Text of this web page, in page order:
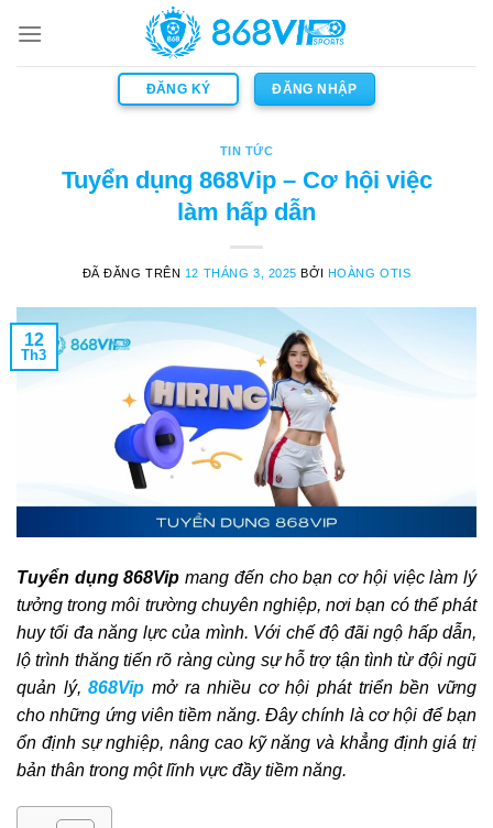
đến
nội
ĐĂNG KÝ ĐĂNG NHẬP
TIN TỨC
Tuyển dụng 868Vip – Cơ hội việc
làm hấp dẫn
ĐÃ ĐĂNG TRÊN 12 THÁNG 3, 2025 BỞI HOÀNG OTIS
12
Th3
Tuyển dụng 868Vipmang đến cho bạn cơ hội việc làm lý
tưởng trong môi trường chuyên nghiệp, nơi bạn có thể phát
huy tối đa năng lực của mình. Với chế độ đãi ngộ hấp dẫn,
lộ trình thăng tiến rõ ràng cùng sự hỗ trợ tận tình từ đội ngũ
quản lý, 868Vip mở ra nhiều cơ hội phát triển bền vững
cho những ứng viên tiềm năng. Đây chính là cơ hội để bạn
ổn định sự nghiệp, nâng cao kỹ năng và khẳng định giá trị
bản thân trong một lĩnh vực đầy tiềm năng.